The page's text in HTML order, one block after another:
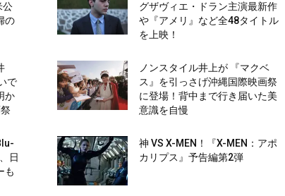
公
の
グザヴィエ・ドラン主演最新作
や『アメリ』など全48タイトル
を上映！
で
か
ノンスタイル井上が 『マクベ
ス』を引っさげ沖縄国際映画祭
に登場！背中まで行き届いた美
意識を自慢
日
も
神 VS X-MEN！『X-MEN：アポ
カリプス』予告編第2弾